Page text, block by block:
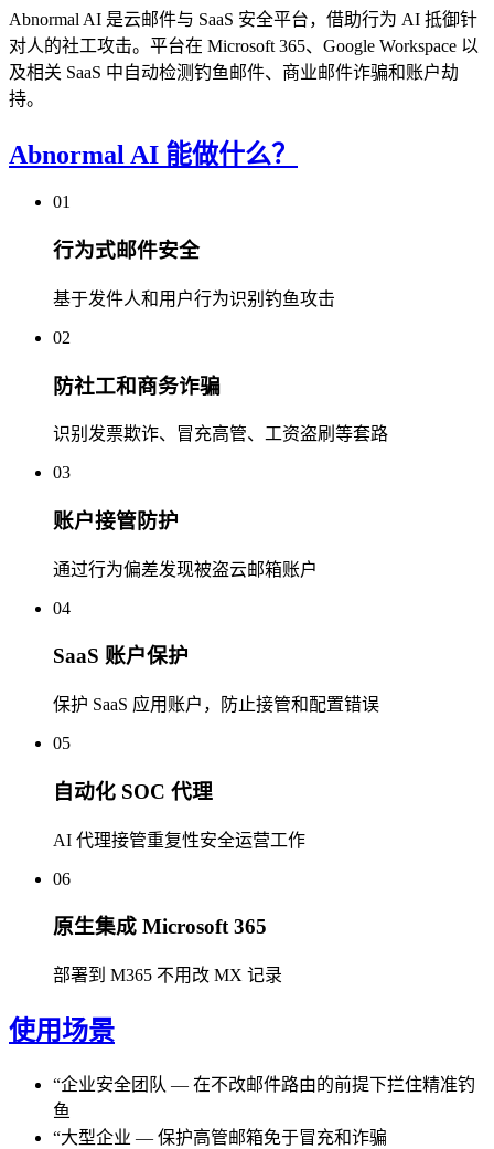
Abnormal AI 是云邮件与 SaaS 安全平台，借助行为 AI 抵御针
对人的社工攻击。平台在 Microsoft 365、Google Workspace 以
及相关 SaaS 中自动检测钓鱼邮件、商业邮件诈骗和账户劫
持。
Abnormal AI 能做什么？
01
行为式邮件安全
基于发件人和用户行为识别钓鱼攻击
02
防社工和商务诈骗
识别发票欺诈、冒充高管、工资盗刷等套路
03
账户接管防护
通过行为偏差发现被盗云邮箱账户
04
SaaS 账户保护
保护 SaaS 应用账户，防止接管和配置错误
05
自动化 SOC 代理
AI 代理接管重复性安全运营工作
06
原生集成 Microsoft 365
部署到 M365 不用改 MX 记录
使用场景
“企业安全团队 — 在不改邮件路由的前提下拦住精准钓
鱼
“大型企业 — 保护高管邮箱免于冒充和诈骗